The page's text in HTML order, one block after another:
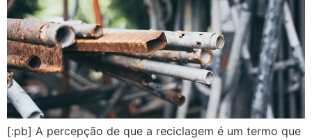
[:pb] A percepção de que a reciclagem é um termo que